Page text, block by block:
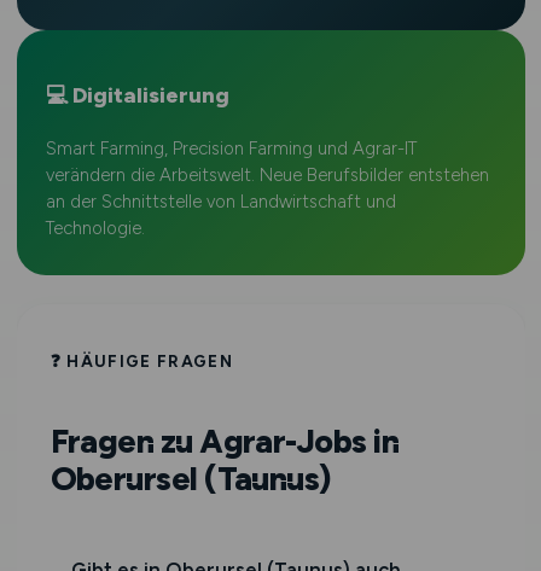
💻 Digitalisierung
Smart Farming, Precision Farming und Agrar-IT
verändern die Arbeitswelt. Neue Berufsbilder entstehen
an der Schnittstelle von Landwirtschaft und
Technologie.
❓ HÄUFIGE FRAGEN
Fragen zu Agrar-Jobs in
Oberursel (Taunus)